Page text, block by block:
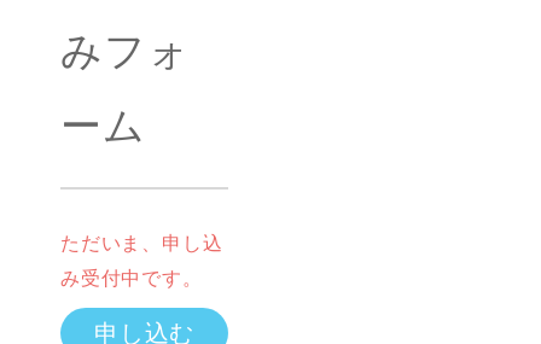
みフォ
ーム
ただいま、申し込
み受付中です。
申し込む